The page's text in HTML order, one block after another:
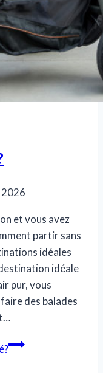
et vous avez
partir sans
idéales
idéale
pur, vous
des balades